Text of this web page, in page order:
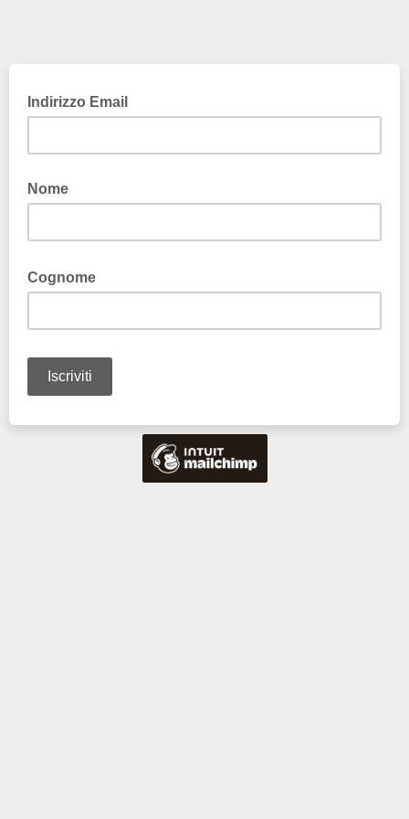
Indirizzo Email
Nome
Cognome